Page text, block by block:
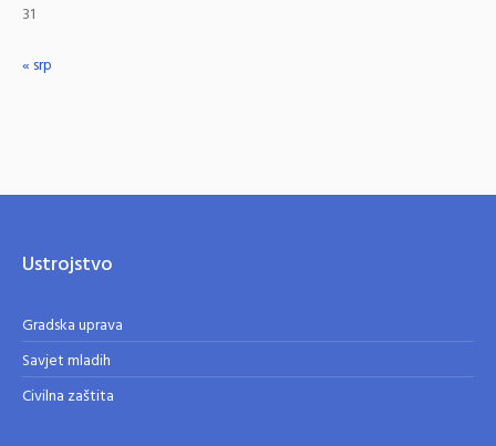
31
« srp
Ustrojstvo
Gradska uprava
Savjet mladih
Civilna zaštita